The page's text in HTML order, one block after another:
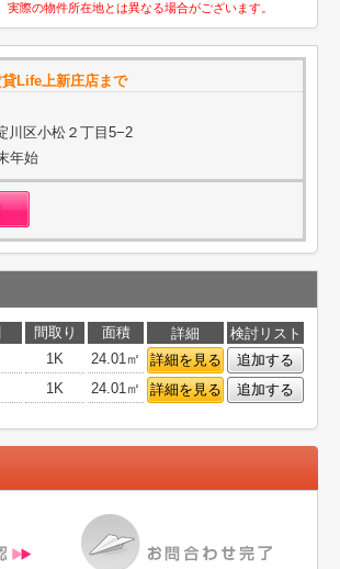
際の物件所在地とは異なる場合がございます。
Life上新庄店まで
川区小松２丁目5−2
年始
間取り 面積 詳細
検討リスト
1K 24.01㎡ 詳細を見る
追加する
1K 24.01㎡ 詳細を見る 追加する